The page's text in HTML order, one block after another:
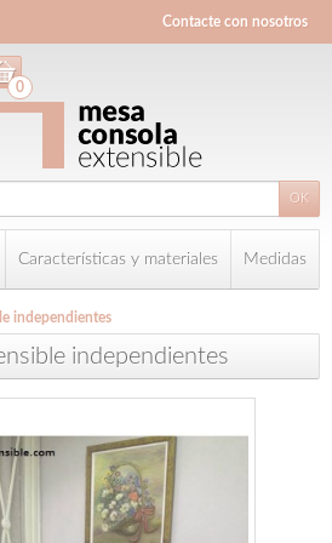
Contacte con nosotros
0
Medidas
Características y materiales
independientes
independientes